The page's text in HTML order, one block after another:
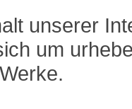
unserer
um